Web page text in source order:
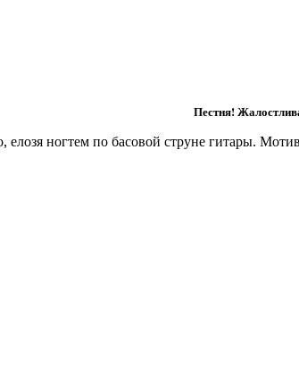
Пестня!
елозя ногтем по басовой струне гитары.